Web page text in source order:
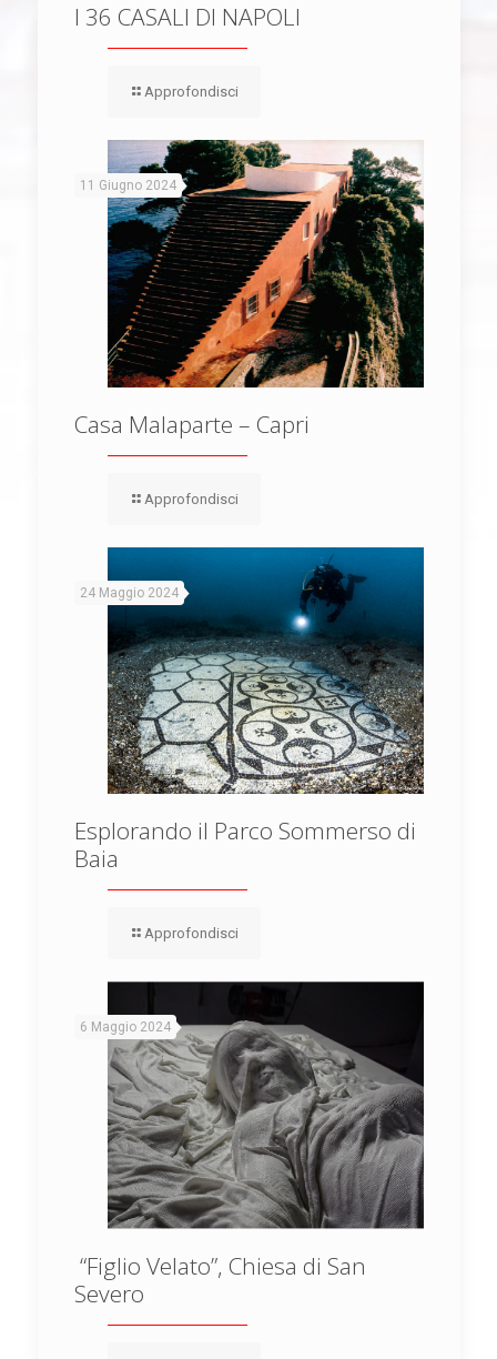
I 36 CASALI DI NAPOLI
Approfondisci
11 Giugno 2024
Casa Malaparte – Capri
Approfondisci
24 Maggio 2024
Esplorando il Parco Sommerso di
Baia
Approfondisci
6 Maggio 2024
“Figlio Velato”, Chiesa di San
Severo